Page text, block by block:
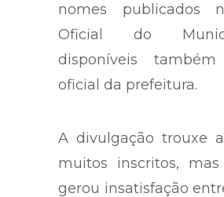
nomes publicados
Oficial do
disponíveis
oficial da prefeitura.
A divulgação trouxe
muitos inscritos,
gerou insatisfação